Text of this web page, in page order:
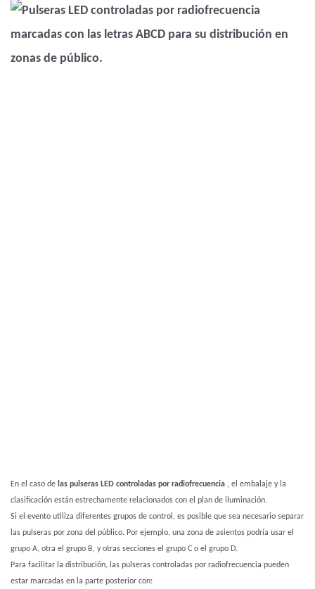
En el caso de las pulseras LED controladas por radiofrecuencia , el embalaje y la
clasificación están estrechamente relacionados con el plan de iluminación.
Si el evento utiliza diferentes grupos de control, es posible que sea necesario separar
las pulseras por zona del público. Por ejemplo, una zona de asientos podría usar el
grupo A, otra el grupo B, y otras secciones el grupo C o el grupo D.
Para facilitar la distribución, las pulseras controladas por radiofrecuencia pueden
estar marcadas en la parte posterior con: